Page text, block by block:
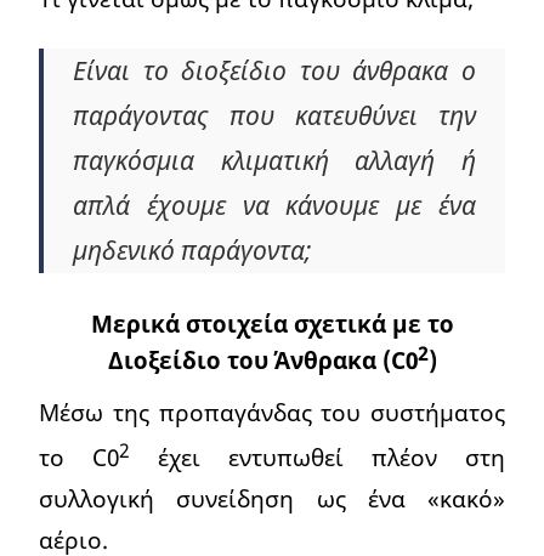
Είναι το διοξείδιο του άνθρακα ο
παράγοντας που κατευθύνει την
παγκόσμια κλιματική αλλαγή ή
απλά έχουμε να κάνουμε με ένα
μηδενικό παράγοντα;
Μερικά στοιχεία σχετικά με το
Διοξείδιο του Άνθρακα (C02)
Μέσω της προπαγάνδας του συστήματος
το C02
έχει εντυπωθεί πλέον στη
συλλογική συνείδηση ως ένα «κακό»
αέριο.